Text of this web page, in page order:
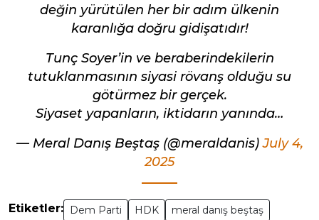
değin yürütülen her bir adım ülkenin
karanlığa doğru gidişatıdır!
Tunç Soyer’in ve beraberindekilerin
tutuklanmasının siyasi rövanş olduğu su
götürmez bir gerçek.
Siyaset yapanların, iktidarın yanında…
— Meral Danış Beştaş (@meraldanis)July 4,
2025
Etiketler: Dem Parti HDK
meral danış beştaş